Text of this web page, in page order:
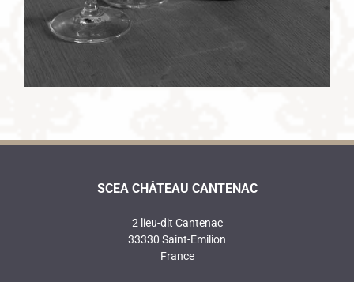
SCEA CHÂTEAU CANTENAC
2 lieu-dit Cantenac
33330 Saint-Emilion
France